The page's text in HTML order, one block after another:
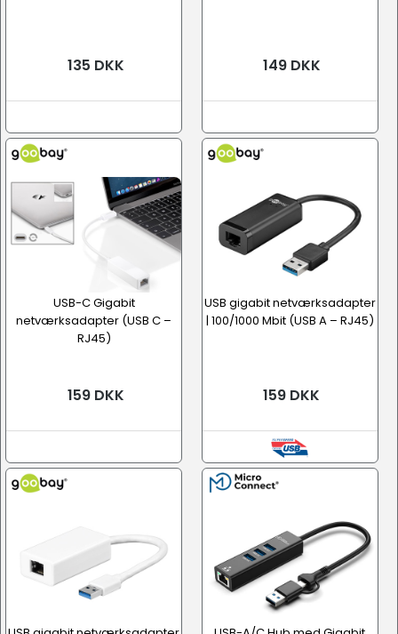
135 DKK 149 DKK
USB-C Gigabit
netværksadapter (USB C –
RJ45)
159 DKK
USB gigabit netværksadapter
| 100/1000 Mbit (USB A – RJ45)
159 DKK